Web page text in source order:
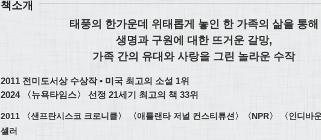
책소개
태풍의 한가운데 위태롭게 놓인 한 가족의 삶을 통해
생명과 구원에 대한 뜨거운 갈망,
가족 간의 유대와 사랑을 그린 놀라운 수작
2011 전미도서상 수상작 • 미국 최고의 소설 1위
2024 〈뉴욕타임스〉 선정 21세기 최고의 책 33위
2011 〈샌프란시스코 크로니클〉 〈애틀랜타 저널 컨스티튜션〉〈NPR〉 〈인디바
셀러